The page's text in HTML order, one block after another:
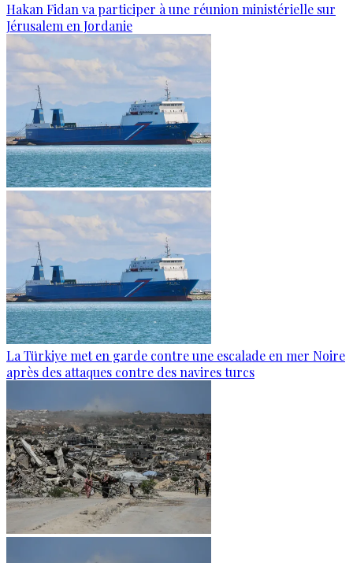
Hakan Fidan va participer à une réunion ministérielle sur
Jérusalem en Jordanie
La Türkiye met en garde contre une escalade en mer Noire
après des attaques contre des navires turcs